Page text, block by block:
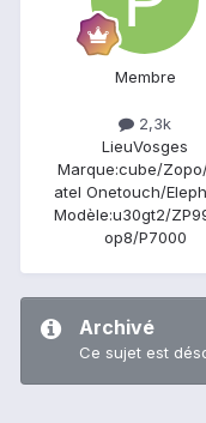
Membre
2,3k
LieuVosges
Marque:cube/
atel Onetouch/
Modèle:u30gt2/
op8/P7000
Archivé
Ce sujet est